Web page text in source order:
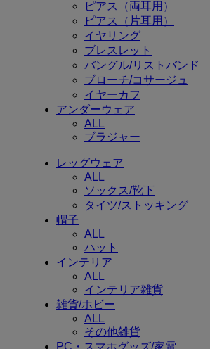
ピアス（両耳用）
ピアス（片耳用）
イヤリング
ブレスレット
バングル/リストバンド
ブローチ/コサージュ
イヤーカフ
アンダーウェア
ALL
ブラジャー
レッグウェア
ALL
ソックス/靴下
タイツ/ストッキング
帽子
ALL
ハット
インテリア
ALL
インテリア雑貨
雑貨/ホビー
ALL
その他雑貨
PC・スマホグッズ/家電